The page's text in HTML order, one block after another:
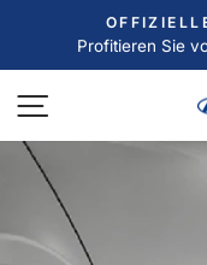
Inhalt
Profitieren Sie
Seitennavigation